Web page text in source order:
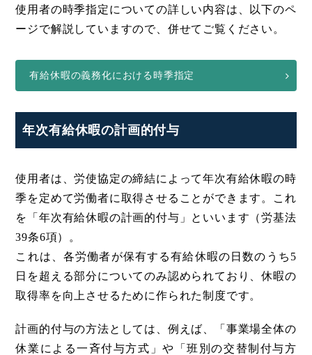
使用者の時季指定についての詳しい内容は、以下のペ
ージで解説していますので、併せてご覧ください。
有給休暇の義務化における時季指定
年次有給休暇の計画的付与
使用者は、労使協定の締結によって年次有給休暇の時
季を定めて労働者に取得させることができます。これ
を「年次有給休暇の計画的付与」といいます（労基法
39条6項）。
これは、各労働者が保有する有給休暇の日数のうち5
日を超える部分についてのみ認められており、休暇の
取得率を向上させるために作られた制度です。
計画的付与の方法としては、例えば、「事業場全体の
休業による一斉付与方式」や「班別の交替制付与方